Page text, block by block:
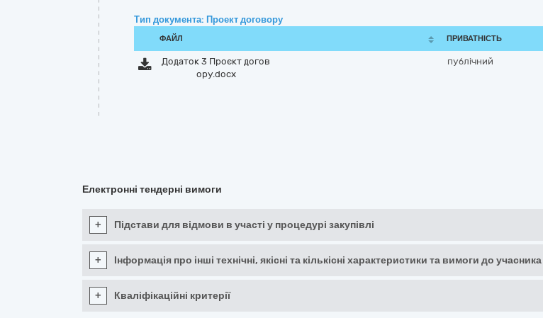
Тип документа: Проект договору
ФАЙЛ ПРИВАТНІСТЬ
Додаток 3 Проєкт догов
ору.docx
публічний
Електронні тендерні вимоги
+ Підстави для відмови в участі у процедурі закупівлі
+ Інформація про інші технічні, якісні та кількісні характеристики та вимоги до учасника
+ Кваліфікаційні критерії